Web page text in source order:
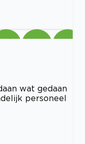
wat gedaan
personeel